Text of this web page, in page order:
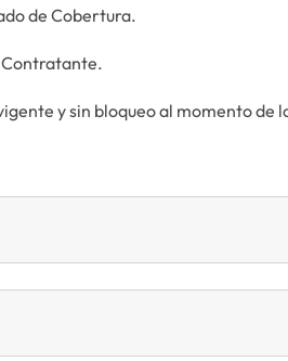
de Cobertura.
y sin bloqueo al momento de